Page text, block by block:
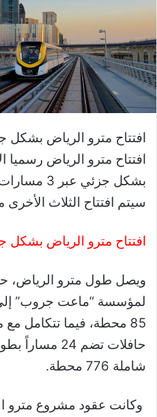
افتتاح مترو الرياض بشكل
بشكل جزئي
سيتم افتتاح الثلاث
افتتاح مترو الرياض بشكل
ويصل طول مترو الرياض،
85 محطة، فيما تتكامل
شاملة 776 محطة.
وكانت عقود مشروع مترو